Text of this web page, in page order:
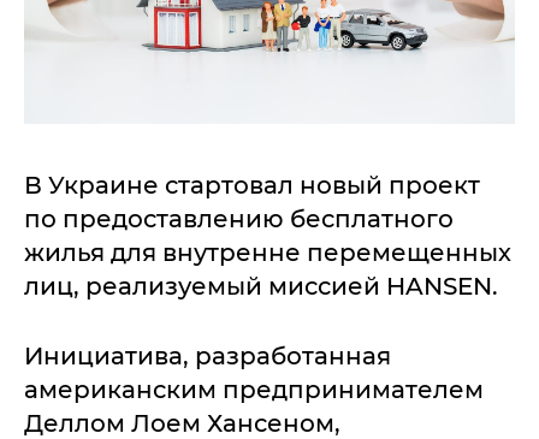
В Украине стартовал новый проект
по предоставлению бесплатного
жилья для внутренне перемещенных
лиц, реализуемый миссией HANSEN.
Инициатива, разработанная
американским предпринимателем
Деллом Лоем Хансеном,